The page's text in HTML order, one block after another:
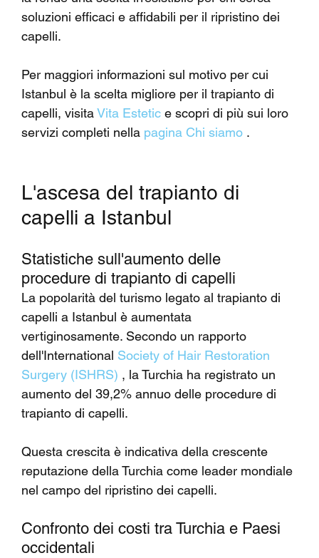
soluzioni efficaci e affidabili per il ripristino dei
capelli.
Per maggiori informazioni sul motivo per cui
Istanbul è la scelta migliore per il trapianto di
capelli, visita Vita Estetic e scopri di più sui loro
servizi completi nella pagina Chi siamo .
L'ascesa del trapianto di
capelli a Istanbul
Statistiche sull'aumento delle
procedure di trapianto di capelli
La popolarità del turismo legato al trapianto di
capelli a Istanbul è aumentata
vertiginosamente. Secondo un rapporto
dell'International Society of Hair Restoration
Surgery (ISHRS) , la Turchia ha registrato un
aumento del 39,2% annuo delle procedure di
trapianto di capelli.
Questa crescita è indicativa della crescente
reputazione della Turchia come leader mondiale
nel campo del ripristino dei capelli.
Confronto dei costi tra Turchia e Paesi
occidentali